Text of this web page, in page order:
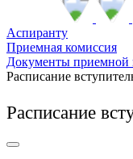
Аспиранту
Приемная комиссия
Документы приемной
Расписание
Расписание